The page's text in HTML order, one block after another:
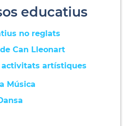
educatius
no reglats
Can Lleonart
activitats artístiques
Música